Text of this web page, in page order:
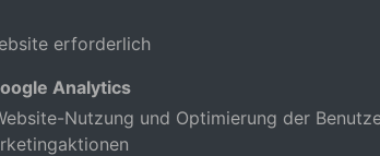
im Online-Shop
erforderlich
Analytics
Nutzung und Optimierung der